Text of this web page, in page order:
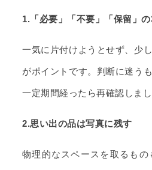
1.「必要」「不要」「保留」
一気に片付けようとせず、少
がポイントです。判断に迷う
一定期間経ったら再確認しまし
2.思い出の品は写真に残す
物理的なスペースを取るもの